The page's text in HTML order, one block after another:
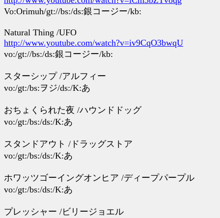
Vo:Orimuh/gt://bs:/ds:銀コージー/kb:
Natural Thing /UFO
http://www.youtube.com/watch?v=iv9CqO3bwqU
vo:/gt://bs:/ds:銀コージー/kb:
スターシップ /アルフィー
vo:/gt:/bs:ヲジ/ds:/K:あ
おちょくられた夜 /ハウンドドッグ
vo:/gt:/bs:/ds:/K:あ
スタンドアウト /ドラッグストア
vo:/gt:/bs:/ds:/K:あ
ホワッツゴーイングオンヒア /ディープパープル
vo:/gt:/bs:/ds:/K:あ
プレッシャー /ビリージョエル